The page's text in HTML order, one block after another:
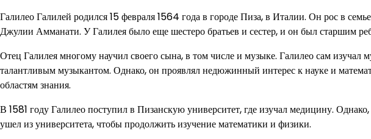
Галилео Галилей родился 15 февраля 1564 года в городе Пиза, в Италии. Он рос в
Джулии Амманати. У Галилея было еще шестеро братьев и сестер, и он был старшим
Отец Галилея многому научил своего сына, в том числе и музыке. Галилео сам
талантливым музыкантом. Однако, он проявлял недюжинный интерес к науке и
областям знания.
В 1581 году Галилео поступил в Пизанскую университет, где изучал медицину.
ушел из университета, чтобы продолжить изучение математики и физики.